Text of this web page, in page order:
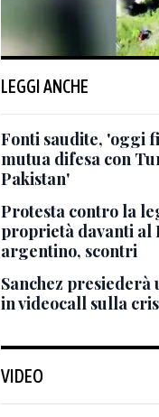
LEGGI ANCHE
Fonti saudite, 'oggi
mutua difesa con
Pakistan'
Protesta contro la
proprietà davanti al
argentino, scontri
Sanchez presiederà
in videocall sulla
VIDEO